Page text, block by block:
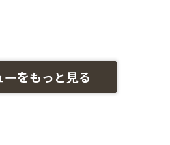
ーをもっと見る